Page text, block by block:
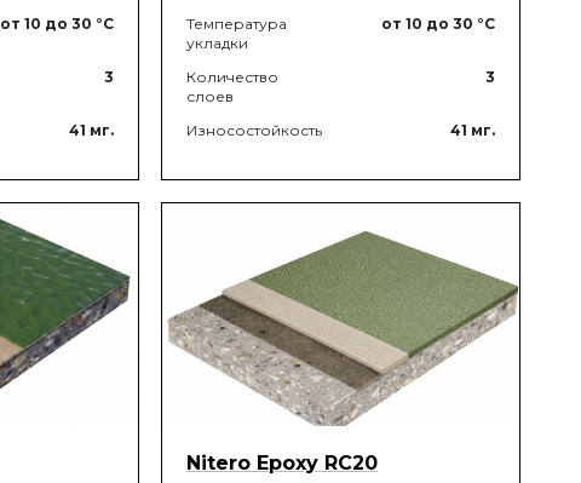
от 10 до 30 °C
3
41 мг.
Температура
укладки
от 10 до 30 °C
Количество
слоев
3
Износостойкость 41 мг.
Nitero Epoxy RС20